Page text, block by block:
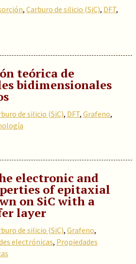
, Carburo de silicio (SiC), DFT,
teórica de
bidimensionales
de silicio (SiC), DFT, Grafeno,
electronic and
of epitaxial
on SiC with a
layer
de silicio (SiC), Grafeno,
electrónicas, Propiedades